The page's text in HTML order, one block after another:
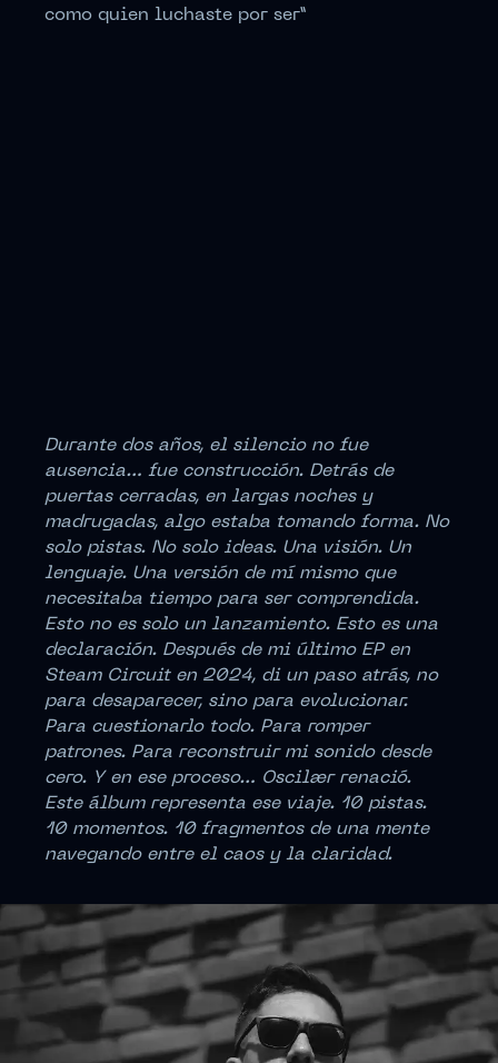
como quien luchaste por ser”
Durante dos años, el silencio no fue
ausencia… fue construcción. Detrás de
puertas cerradas, en largas noches y
madrugadas, algo estaba tomando forma. No
solo pistas. No solo ideas. Una visión. Un
lenguaje. Una versión de mí mismo que
necesitaba tiempo para ser comprendida.
Esto no es solo un lanzamiento. Esto es una
declaración. Después de mi último EP en
Steam Circuit en 2024, di un paso atrás, no
para desaparecer, sino para evolucionar.
Para cuestionarlo todo. Para romper
patrones. Para reconstruir mi sonido desde
cero. Y en ese proceso… Oscilær renació.
Este álbum representa ese viaje. 10 pistas.
10 momentos. 10 fragmentos de una mente
navegando entre el caos y la claridad.